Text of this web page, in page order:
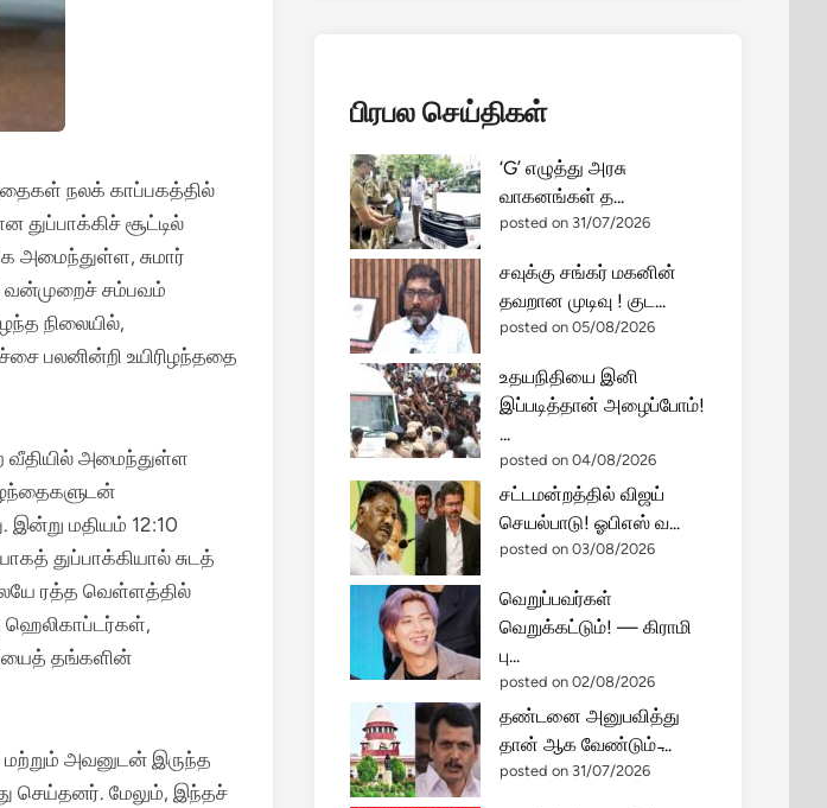
நலக் காப்பகத்தில்
துப்பாக்கிச் சூட்டில்
அமைந்துள்ள, சுமார்
சம்பவம்
நிலையில்,
பலனின்றி உயிரிழந்ததை
வீதியில் அமைந்துள்ள
இன்று மதியம் 12:10
துப்பாக்கியால் சுடத்
ரத்த வெள்ளத்தில்
ஹெலிகாப்டர்கள்,
தங்களின்
மற்றும் அவனுடன் இருந்த
செய்தனர். மேலும், இந்தச்
பிரபல செய்திகள்
‘G’ எழுத்து அரசு
வாகனங்கள் த...
posted on 31/07/2026
சவுக்கு சங்கர் மகனின்
தவறான முடிவு ! குட...
posted on 05/08/2026
உதயநிதியை இனி
இப்படித்தான் அழைப்போம்!
...
posted on 04/08/2026
சட்டமன்றத்தில் விஜய்
செயல்பாடு! ஓபிஎஸ் வ...
posted on 03/08/2026
வெறுப்பவர்கள்
வெறுக்கட்டும்! — கிராமி
பு...
posted on 02/08/2026
தண்டனை அனுபவித்து
தான் ஆக வேண்டும் ̵...
posted on 31/07/2026